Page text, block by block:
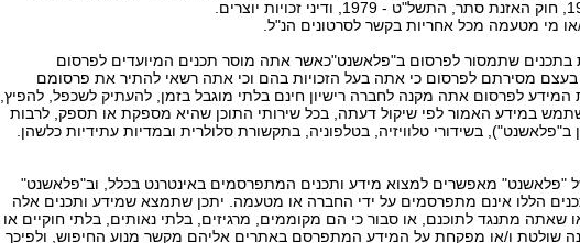
שתמסור לפרסום ב"פלאשנט"כאשר אתה מוסר תכנים המיועדים לפרסום
מסירתם לפרסום כי אתה בעל הזכויות בהם וכי אתה רשאי להתיר את פרסומם
לפרסום אתה מקנה לחברה רישיון חינם בלתי מוגבל בזמן, להעתיק לשכפל, להפיץ,
במידע האמור לפי שיקול דעתה, בכל שירותי התוכן שהיא מספקת או תספק, לרבות
ב"פלאשנט"), בשידורי טלוויזיה, בטלפוניה, בתקשורת סלולרית ובמדיות עתידיות כלשהן.
"פלאשנט" מאפשרים למצוא מידע ותכנים המתפרסמים באינטרנט בכלל, וב"פלאשנט"
הללו אינם מתפרסמים על ידי החברה או מטעמה. יתכן שתמצא שמידע ותכנים אלה
שאתה מתנגד לתוכנם, או סבור כי הם מקוממים, מרגיזים, בלתי נאותים, בלתי חוקיים או
שולטת ו/או מפקחת על המידע המתפרסם באתרים אליהם מקשר מנוע החיפוש, ולפיכך